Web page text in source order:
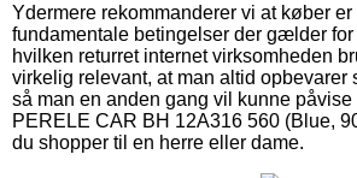
Ydermere rekommanderer vi at køber
fundamentale betingelser der gælder for
hvilken returret internet virksomheden
virkelig relevant, at man altid opbevarer
så man en anden gang vil kunne
PERELE CAR BH 12A316 560 (Blue,
du shopper til en herre eller dame.